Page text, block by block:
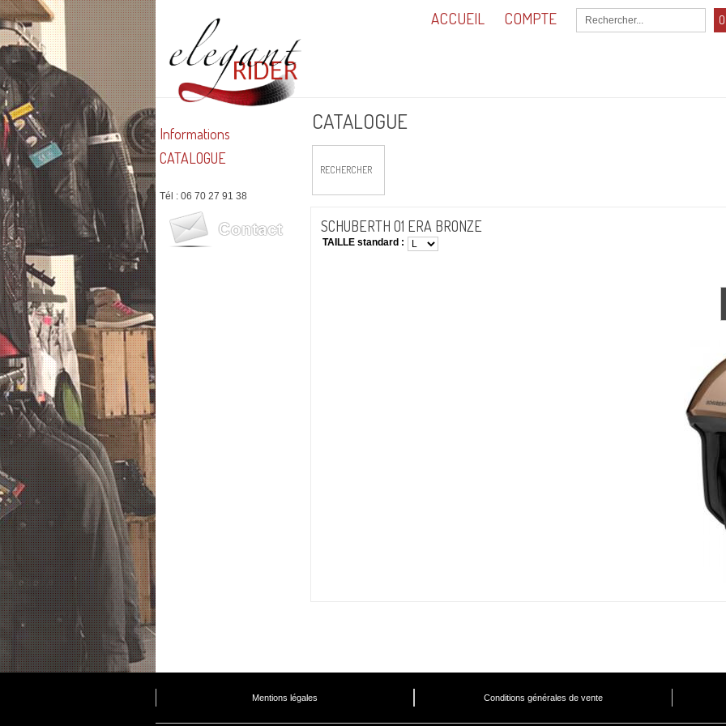
ACCUEIL COMPTE
Informations
CATALOGUE
Tél : 06 70 27 91 38
CATALOGUE
RECHERCHER
SCHUBERTH O1 ERA BRONZE
TAILLE standard :
Mentions légales Conditions générales de vente